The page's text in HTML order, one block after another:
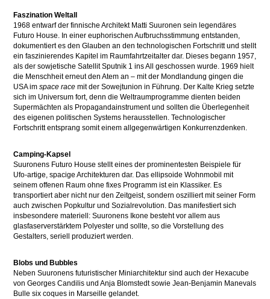
Faszination Weltall
1968 entwarf der finnische Architekt Matti Suuronen sein legendäres
Futuro House. In einer euphorischen Aufbruchsstimmung entstanden,
dokumentiert es den Glauben an den technologischen Fortschritt und stellt
ein faszinierendes Kapitel im Raumfahrtzeitalter dar. Dieses begann 1957,
als der sowjetische Satellit Sputnik 1 ins All geschossen wurde. 1969 hielt
die Menschheit erneut den Atem an – mit der Mondlandung gingen die
USA imspace race mit der Sowejtunion in Führung. Der Kalte Krieg setzte
sich im Universum fort, denn die Weltraumprogramme dienten beiden
Supermächten als Propagandainstrument und sollten die Überlegenheit
des eigenen politischen Systems herausstellen. Technologischer
Fortschritt entsprang somit einem allgegenwärtigen Konkurrenzdenken.
Camping-Kapsel
Suuronens Futuro House stellt eines der prominentesten Beispiele für
Ufo-artige, spacige Architekturen dar. Das ellipsoide Wohnmobil mit
seinem offenen Raum ohne fixes Programm ist ein Klassiker. Es
transportiert aber nicht nur den Zeitgeist, sondern oszilliert mit seiner Form
auch zwischen Popkultur und Sozialrevolution. Das manifestiert sich
insbesondere materiell: Suuronens Ikone besteht vor allem aus
glasfaserverstärktem Polyester und sollte, so die Vorstellung des
Gestalters, seriell produziert werden.
Blobs und Bubbles
Neben Suuronens futuristischer Miniarchitektur sind auch der Hexacube
von Georges Candilis und Anja Blomstedt sowie Jean-Benjamin Manevals
Bulle six coques in Marseille gelandet.